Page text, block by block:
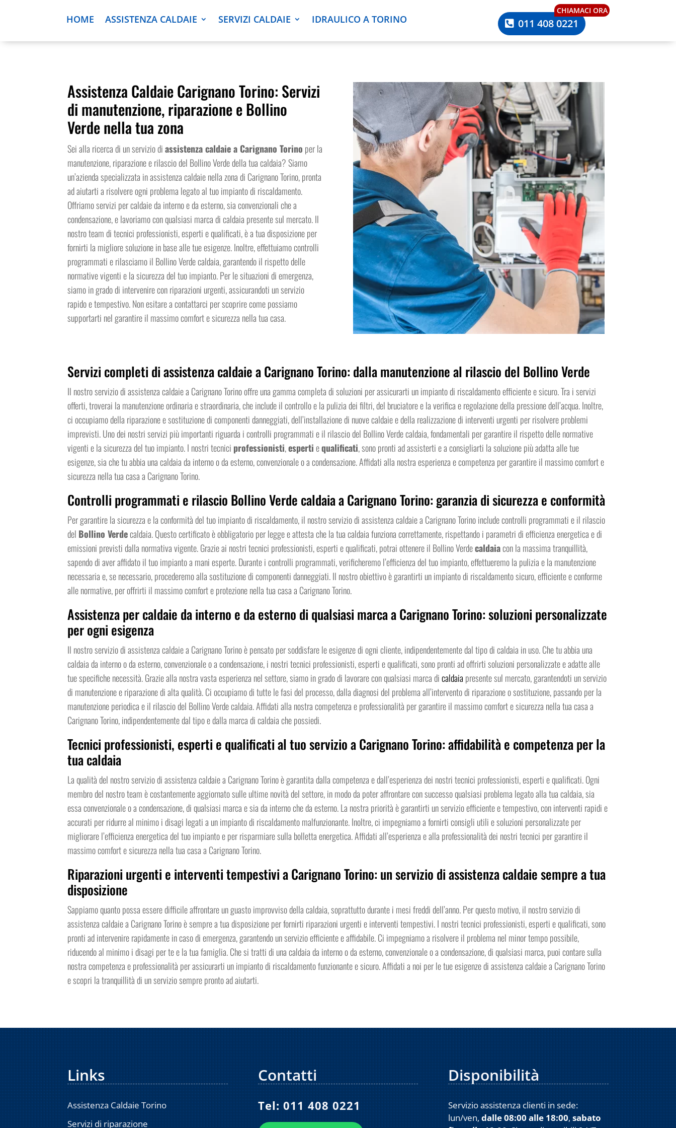
HOME ASSISTENZA CALDAIE SERVIZI CALDAIE IDRAULICO A TORINO 011 408 0221
CHIAMACI ORA
Assistenza Caldaie Carignano Torino: Servizi
di manutenzione, riparazione e Bollino
Verde nella tua zona
Sei alla ricerca di un servizio diassistenza caldaie a Carignano Torino per la
manutenzione, riparazione e rilascio del Bollino Verde della tua caldaia? Siamo
un’azienda specializzata in assistenza caldaie nella zona di Carignano Torino, pronta
ad aiutarti a risolvere ogni problema legato al tuo impianto di riscaldamento.
Offriamo servizi per caldaie da interno e da esterno, sia convenzionali che a
condensazione, e lavoriamo con qualsiasi marca di caldaia presente sul mercato. Il
nostro team di tecnici professionisti, esperti e qualificati, è a tua disposizione per
fornirti la migliore soluzione in base alle tue esigenze. Inoltre, effettuiamo controlli
programmati e rilasciamo il Bollino Verde caldaia, garantendo il rispetto delle
normative vigenti e la sicurezza del tuo impianto. Per le situazioni di emergenza,
siamo in grado di intervenire con riparazioni urgenti, assicurandoti un servizio
rapido e tempestivo. Non esitare a contattarci per scoprire come possiamo
supportarti nel garantire il massimo comfort e sicurezza nella tua casa.
Servizi completi di assistenza caldaie a Carignano Torino: dalla manutenzione al rilascio del Bollino Verde
Il nostro servizio di assistenza caldaie a Carignano Torino offre una gamma completa di soluzioni per assicurarti un impianto di riscaldamento efficiente e sicuro. Tra i servizi
offerti, troverai la manutenzione ordinaria e straordinaria, che include il controllo e la pulizia dei filtri, del bruciatore e la verifica e regolazione della pressione dell’acqua. Inoltre,
ci occupiamo della riparazione e sostituzione di componenti danneggiati, dell’installazione di nuove caldaie e della realizzazione di interventi urgenti per risolvere problemi
imprevisti. Uno dei nostri servizi più importanti riguarda i controlli programmati e il rilascio del Bollino Verde caldaia, fondamentali per garantire il rispetto delle normative
vigenti e la sicurezza del tuo impianto. I nostri tecnici professionisti,espertiequalificati, sono pronti ad assisterti e a consigliarti la soluzione più adatta alle tue
esigenze, sia che tu abbia una caldaia da interno o da esterno, convenzionale o a condensazione. Affidati alla nostra esperienza e competenza per garantire il massimo comfort e
sicurezza nella tua casa a Carignano Torino.
Controlli programmati e rilascio Bollino Verde caldaia a Carignano Torino: garanzia di sicurezza e conformità
Per garantire la sicurezza e la conformità del tuo impianto di riscaldamento, il nostro servizio di assistenza caldaie a Carignano Torino include controlli programmati e il rilascio
del Bollino Verdecaldaia. Questo certificato è obbligatorio per legge e attesta che la tua caldaia funziona correttamente, rispettando i parametri di efficienza energetica e di
emissioni previsti dalla normativa vigente. Grazie ai nostri tecnici professionisti, esperti e qualificati, potrai ottenere il Bollino Verdecaldaiacon la massima tranquillità,
sapendo di aver affidato il tuo impianto a mani esperte. Durante i controlli programmati, verificheremo l’efficienza del tuo impianto, effettueremo la pulizia e la manutenzione
necessaria e, se necessario, procederemo alla sostituzione di componenti danneggiati. Il nostro obiettivo è garantirti un impianto di riscaldamento sicuro, efficiente e conforme
alle normative, per offrirti il massimo comfort e protezione nella tua casa a Carignano Torino.
Assistenza per caldaie da interno e da esterno di qualsiasi marca a Carignano Torino: soluzioni personalizzate
per ogni esigenza
Il nostro servizio di assistenza caldaie a Carignano Torino è pensato per soddisfare le esigenze di ogni cliente, indipendentemente dal tipo di caldaia in uso. Che tu abbia una
caldaia da interno o da esterno, convenzionale o a condensazione, i nostri tecnici professionisti, esperti e qualificati, sono pronti ad offrirti soluzioni personalizzate e adatte alle
tue specifiche necessità. Grazie alla nostra vasta esperienza nel settore, siamo in grado di lavorare con qualsiasi marca dicaldaia presente sul mercato, garantendoti un servizio
di manutenzione e riparazione di alta qualità. Ci occupiamo di tutte le fasi del processo, dalla diagnosi del problema all’intervento di riparazione o sostituzione, passando per la
manutenzione periodica e il rilascio del Bollino Verde caldaia. Affidati alla nostra competenza e professionalità per garantire il massimo comfort e sicurezza nella tua casa a
Carignano Torino, indipendentemente dal tipo e dalla marca di caldaia che possiedi.
Tecnici professionisti, esperti e qualificati al tuo servizio a Carignano Torino: affidabilità e competenza per la
tua caldaia
La qualità del nostro servizio di assistenza caldaie a Carignano Torino è garantita dalla competenza e dall’esperienza dei nostri tecnici professionisti, esperti e qualificati. Ogni
membro del nostro team è costantemente aggiornato sulle ultime novità del settore, in modo da poter affrontare con successo qualsiasi problema legato alla tua caldaia, sia
essa convenzionale o a condensazione, di qualsiasi marca e sia da interno che da esterno. La nostra priorità è garantirti un servizio efficiente e tempestivo, con interventi rapidi e
accurati per ridurre al minimo i disagi legati a un impianto di riscaldamento malfunzionante. Inoltre, ci impegniamo a fornirti consigli utili e soluzioni personalizzate per
migliorare l’efficienza energetica del tuo impianto e per risparmiare sulla bolletta energetica. Affidati all’esperienza e alla professionalità dei nostri tecnici per garantire il
massimo comfort e sicurezza nella tua casa a Carignano Torino.
Riparazioni urgenti e interventi tempestivi a Carignano Torino: un servizio di assistenza caldaie sempre a tua
disposizione
Sappiamo quanto possa essere difficile affrontare un guasto improvviso della caldaia, soprattutto durante i mesi freddi dell’anno. Per questo motivo, il nostro servizio di
assistenza caldaie a Carignano Torino è sempre a tua disposizione per fornirti riparazioni urgenti e interventi tempestivi. I nostri tecnici professionisti, esperti e qualificati, sono
pronti ad intervenire rapidamente in caso di emergenza, garantendo un servizio efficiente e affidabile. Ci impegniamo a risolvere il problema nel minor tempo possibile,
riducendo al minimo i disagi per te e la tua famiglia. Che si tratti di una caldaia da interno o da esterno, convenzionale o a condensazione, di qualsiasi marca, puoi contare sulla
nostra competenza e professionalità per assicurarti un impianto di riscaldamento funzionante e sicuro. Affidati a noi per le tue esigenze di assistenza caldaie a Carignano Torino
e scopri la tranquillità di un servizio sempre pronto ad aiutarti.
Links
Assistenza Caldaie Torino
Servizi di riparazione
Contatti
Tel:011 408 0221
Disponibilità
Servizio assistenza clienti in sede:
lun/ven,dalle 08:00 alle 18:00,sabato